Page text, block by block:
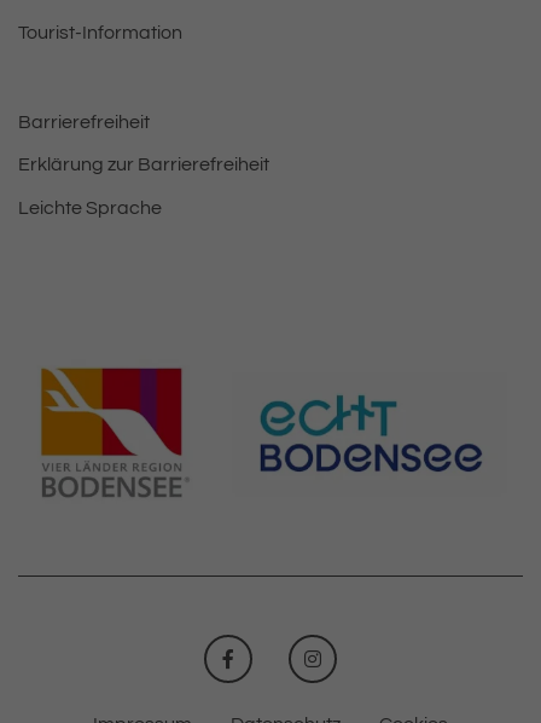
Tourist-Information
Barrierefreiheit
Erklärung zur Barrierefreiheit
Leichte Sprache
FACEBOOKINSTAGRAM